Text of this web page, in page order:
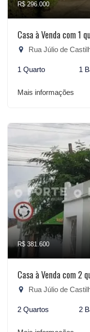
R$ 296.000
Casa à Venda com 1
Rua Júlio de Castilhos,
1 Quarto 1
Mais informações
R$ 381.600
Casa à Venda com 2
Rua Júlio de Castilhos,
2 Quartos 2